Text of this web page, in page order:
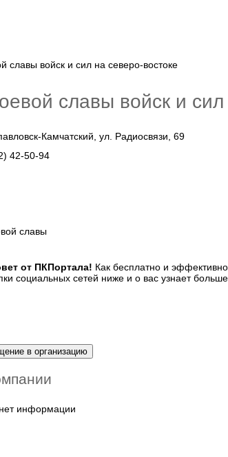
славы войск и сил
Камчатский, ул. Радиосвязи, 69
42-50-94
славы
от ПКПортала! Как бесплатно и
социальных сетей ниже и о вас узнает
информации